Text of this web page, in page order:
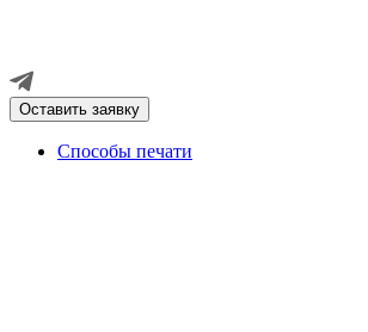
Оставить заявку
Способы печати